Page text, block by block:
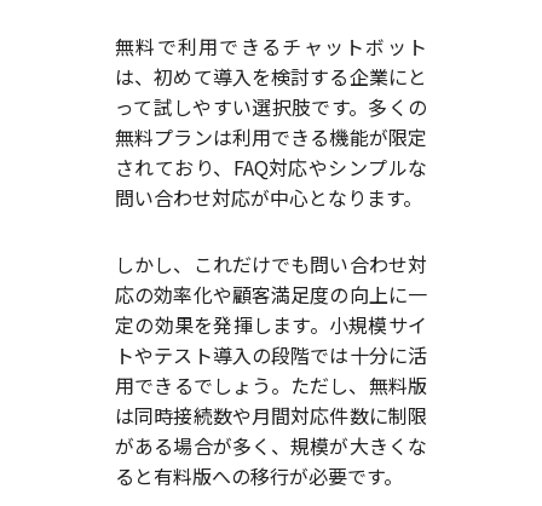
無料で利用できるチャットボット
は、初めて導入を検討する企業にと
って試しやすい選択肢です。多くの
無料プランは利用できる機能が限定
されており、FAQ対応やシンプルな
問い合わせ対応が中心となります。
しかし、これだけでも問い合わせ対
応の効率化や顧客満足度の向上に一
定の効果を発揮します。小規模サイ
トやテスト導入の段階では十分に活
用できるでしょう。ただし、無料版
は同時接続数や月間対応件数に制限
がある場合が多く、規模が大きくな
ると有料版への移行が必要です。